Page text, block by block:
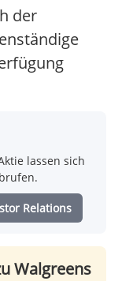
der
lassen sich
Relations
Walgreens